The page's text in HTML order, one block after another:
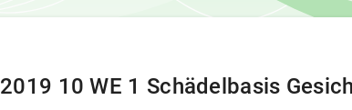
2019 10 WE 1 Schädelbasis